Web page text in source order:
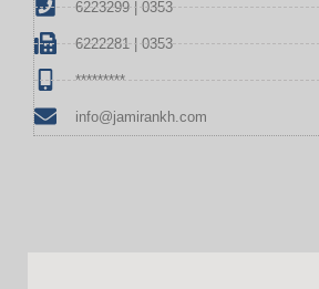
6223299 | 0353
6222281 | 0353
*********
info@jamirankh.com